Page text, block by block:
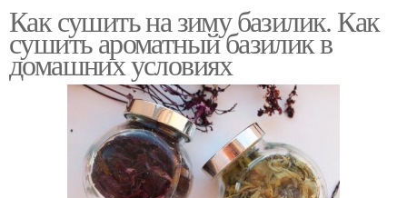
Как сушить на зиму базилик. Как
сушить ароматный базилик в
домашних условиях